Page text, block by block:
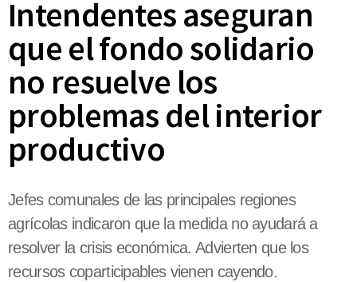
Intendentes aseguran
que el fondo solidario
no resuelve los
problemas del interior
productivo
Jefes comunales de las principales regiones
agrícolas indicaron que la medida no ayudará a
resolver la crisis económica. Advierten que los
recursos coparticipables vienen cayendo.